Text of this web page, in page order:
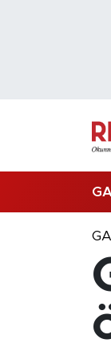
Trafik
Süper
Son
Haber